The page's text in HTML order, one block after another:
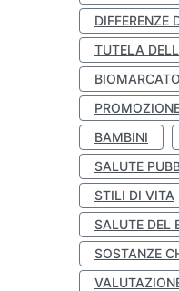
DIFFERENZE
TUTELA
BAMBINI
SALUTE
STILI DI VITA
SALUTE DEL
SOSTANZE